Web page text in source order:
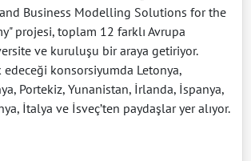
Business Modelling Solutions for the
projesi, toplam 12 farklı Avrupa
ve kuruluşu bir araya getiriyor.
edeceği konsorsiyumda Letonya,
Portekiz, Yunanistan, İrlanda, İspanya,
İtalya ve İsveç’ten paydaşlar yer alıyor.